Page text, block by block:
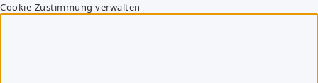
Cookie-Zustimmung verwalten